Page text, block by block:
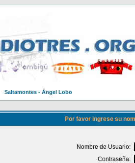
Saltamontes - Ángel Lobo
Por favor ingrese su
Nombre de Usuario:
Contraseña: